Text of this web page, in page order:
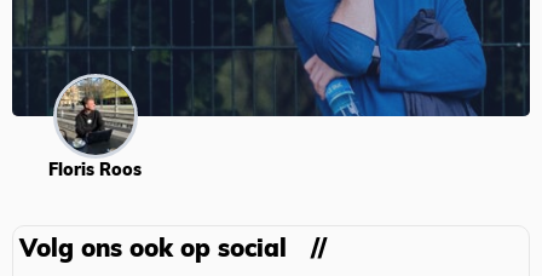
Floris Roos
Volg ons ook op social